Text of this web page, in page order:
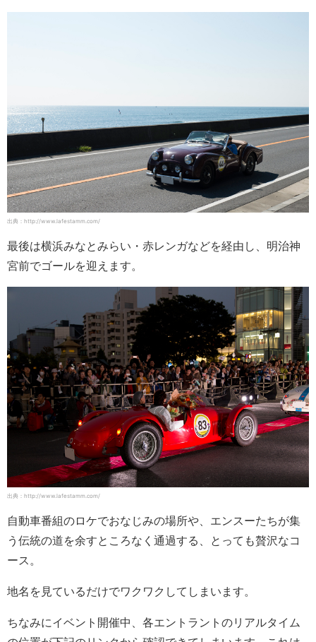
出典：http://www.lafestamm.com/
最後は横浜みなとみらい・赤レンガなどを経由し、明治神
宮前でゴールを迎えます。
出典：http://www.lafestamm.com/
自動車番組のロケでおなじみの場所や、エンスーたちが集
う伝統の道を余すところなく通過する、とっても贅沢なコ
ース。
地名を見ているだけでワクワクしてしまいます。
ちなみにイベント開催中、各エントラントのリアルタイム